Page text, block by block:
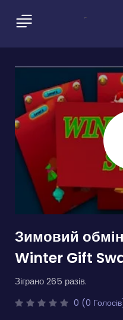
Зимовий
Winter Gift
Зіграно 265 разів.
0 (0